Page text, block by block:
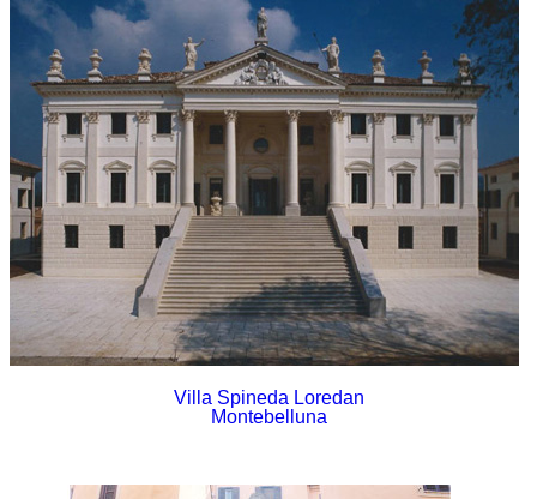
Villa Spineda Loredan
Montebelluna